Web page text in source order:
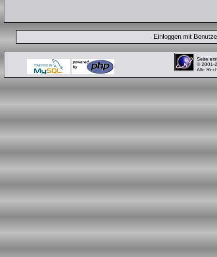
Einloggen mit
Seite
© 2001-
Alle